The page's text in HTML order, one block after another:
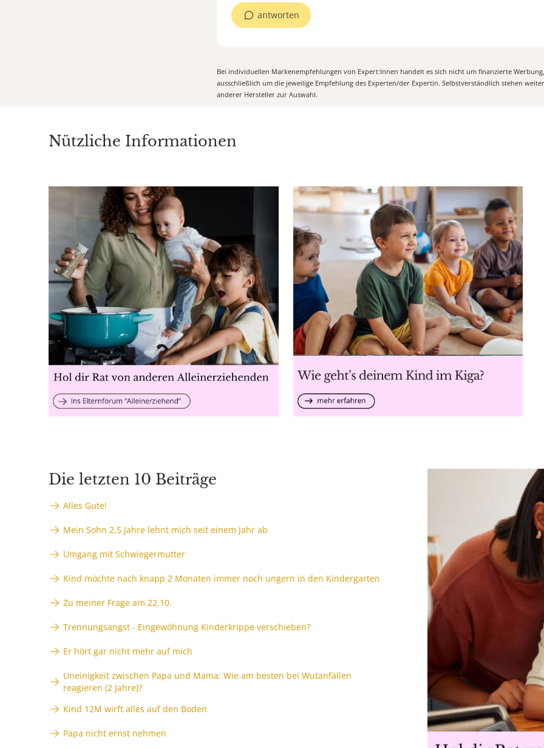
antworten
Bei individuellen Markenempfehlungen von Expert:Innen handelt es sich nicht um finanzierte
ausschließlich um die jeweilige Empfehlung des Experten/der Expertin. Selbstverständlich stehen
anderer Hersteller zur Auswahl.
Nützliche Informationen
Die letzten 10 Beiträge
Alles Gute!
Mein Sohn 2,5 Jahre lehnt mich seit einem Jahr ab
Umgang mit Schwiegermutter
Kind möchte nach knapp 2 Monaten immer noch ungern in den Kindergarten
Zu meiner Frage am 22.10.
Trennungsangst - Eingewöhnung Kinderkrippe verschieben?
Er hört gar nicht mehr auf mich
Uneinigkeit zwischen Papa und Mama: Wie am besten bei Wutanfällen
reagieren (2 Jahre)?
Kind 12M wirft alles auf den Boden
Papa nicht ernst nehmen